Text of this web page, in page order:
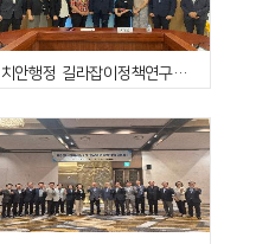
치안행정 길라잡이정책연구단 사회적약자 보호 분과회의(8.26.)